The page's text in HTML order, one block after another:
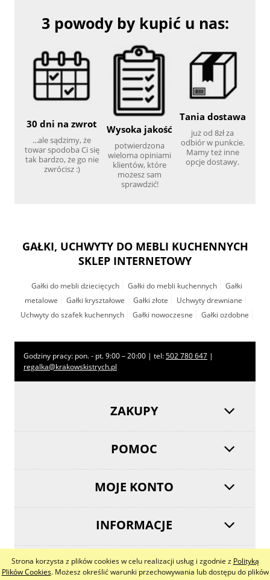
Strona korzysta z plików cookies w celu realizacji usług i zgodnie z Polityką
Plików Cookies. Możesz określić warunki przechowywania lub dostępu do plików
3 powody by kupić u nas:
30 dni na zwrot
...ale sądzimy, że
towar spodoba Ci się
tak bardzo, że go nie
zwrócisz :)
Wysoka jakość
potwierdzona
wieloma opiniami
klientów, które
możesz sam
sprawdzić!
Tania dostawa
już od 8zł za
odbiór w punkcie.
Mamy też inne
opcje dostawy.
GAŁKI, UCHWYTY DO MEBLI KUCHENNYCH
SKLEP INTERNETOWY
Gałki do mebli dziecięcych Gałki do mebli kuchennych
Gałki
metalowe
Gałki kryształowe Gałki złote
Uchwyty drewniane
Uchwyty do szafek kuchennych
Gałki nowoczesne Gałki ozdobne
Godziny pracy: pon. - pt. 9:00 – 20:00 | tel:502 780 647 |
regalka@krakowskistrych.pl
ZAKUPY
POMOC
MOJE KONTO
INFORMACJE
pokaż pełną wersję strony